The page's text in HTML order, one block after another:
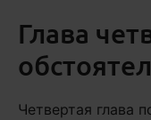
Глава
Четвертая глава